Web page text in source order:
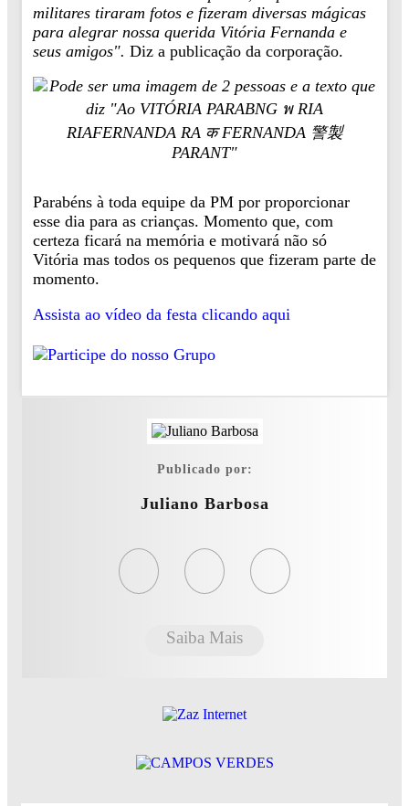
militares tiraram fotos e fizeram diversas mágicas
para alegrar nossa querida Vitória Fernanda e
seus amigos". Diz a publicação da corporação.
Parabéns à toda equipe da PM por proporcionar
esse dia para as crianças. Momento que, com
certeza ficará na memória e motivará não só
Vitória mas todos os pequenos que fizeram parte de
momento.
Assista ao vídeo da festa clicando aqui
Publicado por:
Juliano Barbosa
Saiba Mais